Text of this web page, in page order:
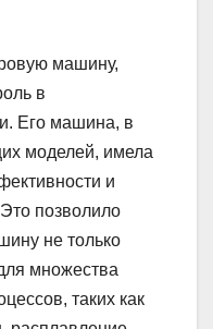
машину,
в
Его машина, в
моделей, имела
и
позволило
не только
множества
таких как